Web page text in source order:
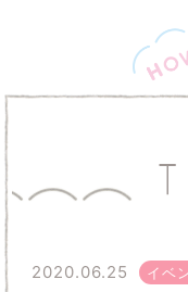
2020.06.25 イベ